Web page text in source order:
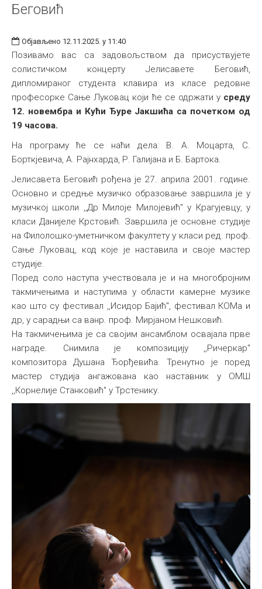
Беговић
Објављено 12.11.2025. у 11:40
Позивамо вас са задовољством да присуствујете
солистичком концерту Јелисавете Беговић,
дипломираног студента клавира из класе редовне
професорке Сање Луковац који ће се одржати у среду
12. новембра и Кући Ђуре Јакшића са почетком од
19 часова.
На програму ће се наћи дела: В. A. Moцарта, С.
Борткјевича, А. Рајнхарда, Р. Галијана и Б. Бартока.
Јелисавета Беговић рођена је 27. априла 2001. године.
Основно и средње музичко образовање завршила је у
музичкој школи ,,Др Милоје Милојевић" у Крагујевцу, у
класи Данијеле Крстовић. Завршила је основне студије
нa Филолошко-уметничком факултету у класи ред. проф.
Сање Луковац, код које је наставила и своје мастер
студије.
Поред соло наступа учествовала је и на многобројним
такмичењима и наступима у области камерне музике
као што су фестивал ,,Исидор Бајић", фестивал КОМа и
др, у сарадњи са ванр. проф. Мирјаном Нешковић.
На такмичењима је са својим ансамблом освајала прве
награде. Снимила је композицију ,,Ричеркар"
композитора Душана Ђорђевића. Тренутно је поред
мастер студија ангажована као наставник у ОМШ
,,Корнелије Станковић" у Трстенику.